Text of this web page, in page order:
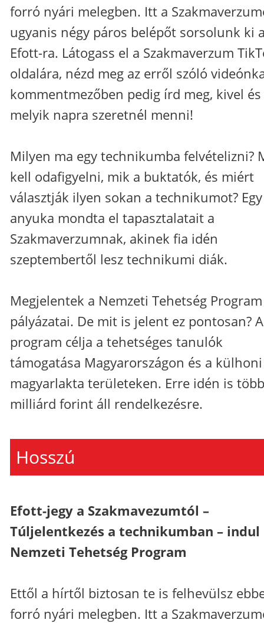
forró nyári melegben. Itt a
ugyanis négy páros belépőt sorsolunk ki
Efott-ra. Látogass el a Szakmaverzum
oldalára, nézd meg az erről szóló
kommentmezőben pedig írd meg, kivel és
melyik napra szeretnél menni!
Milyen ma egy technikumba felvételizni?
kell odafigyelni, mik a buktatók, és miért
választják ilyen sokan a technikumot? Egy
anyuka mondta el tapasztalatait a
Szakmaverzumnak, akinek fia idén
szeptembertől lesz technikumi diák.
Megjelentek a Nemzeti Tehetség
pályázatai. De mit is jelent ez pontosan? A
program célja a tehetséges tanulók
támogatása Magyarországon és a külhoni
magyarlakta területeken. Erre idén is több
milliárd forint áll rendelkezésre.
Hosszú
Efott-jegy a Szakmavezumtól –
Túljelentkezés a technikumban – indul
Nemzeti Tehetség Program
Ettől a hírtől biztosan te is felhevülsz
forró nyári melegben. Itt a